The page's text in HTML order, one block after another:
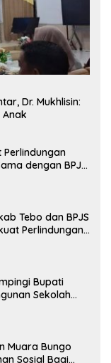
Dr. Mukhlisin:
Perlindungan
dengan BPJS
Tebo dan BPJS
Perlindungan
Bupati
Sekolah
Muara Bungo
Sosial Bagi